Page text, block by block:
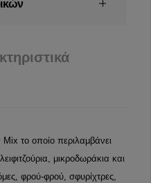
Mix το οποίο περιλαμβάνει
μικροδωράκια και
φρού-φρού, σφυρίχτρες,